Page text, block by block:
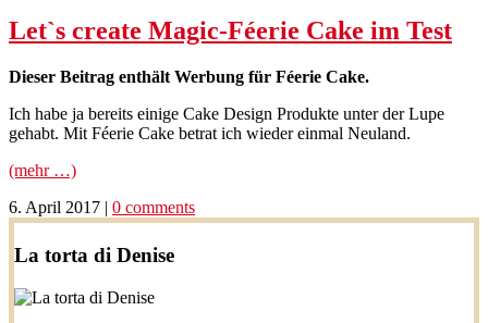
Let`s create Magic-Féerie Cake im Test
Dieser Beitrag enthält Werbung für Féerie Cake.
Ich habe ja bereits einige Cake Design Produkte unter der Lupe
gehabt. Mit Féerie Cake betrat ich wieder einmal Neuland.
(mehr …)
6. April 2017 | 0 comments
La torta di Denise